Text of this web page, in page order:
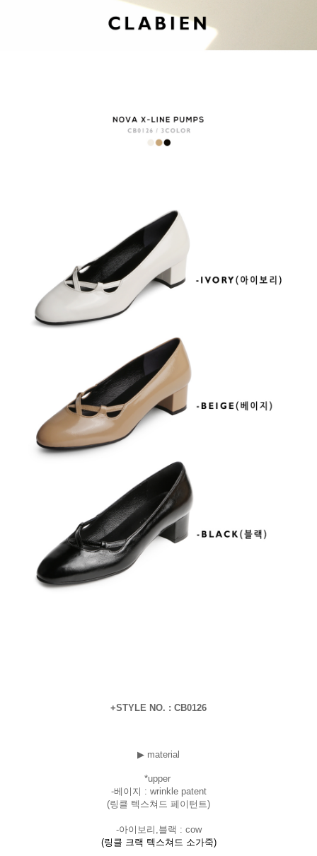
+STYLE NO. : CB0126
▶ material
*upper
-베이지 : wrinkle patent
(링클 텍스쳐드 페이턴트)
-아이보리,블랙 : cow
(링클 크랙 텍스쳐드 소가죽)